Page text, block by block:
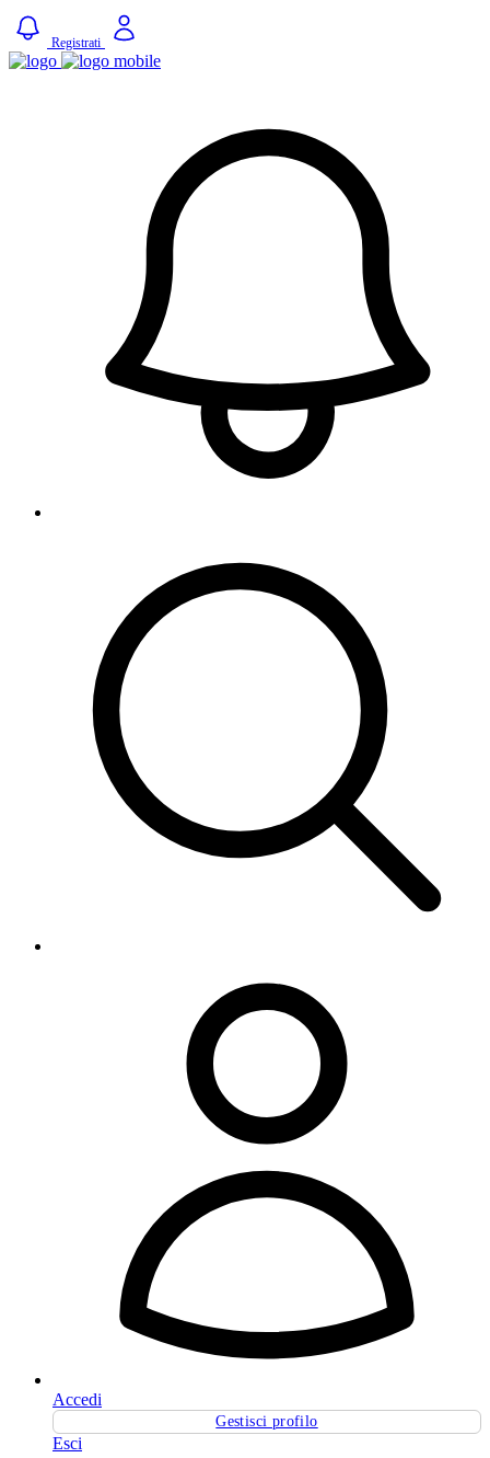
Registrati
Accedi
Gestisci profilo
Esci